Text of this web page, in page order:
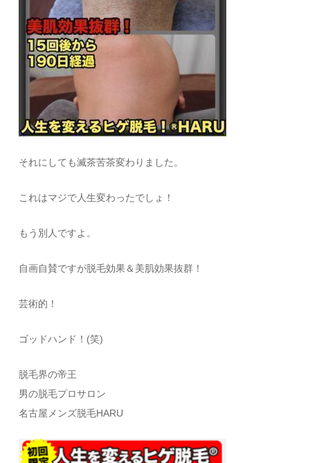
それにしても滅茶苦茶変わりました。
これはマジで人生変わったでしょ！
もう別人ですよ。
自画自賛ですが脱毛効果＆美肌効果抜群！
芸術的！
ゴッドハンド！(笑)
脱毛界の帝王
男の脱毛プロサロン
名古屋メンズ脱毛HARU